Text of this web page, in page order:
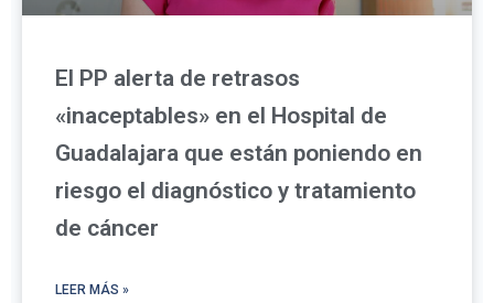
El PP alerta de retrasos
«inaceptables» en el Hospital de
Guadalajara que están poniendo en
riesgo el diagnóstico y tratamiento
de cáncer
LEER MÁS »